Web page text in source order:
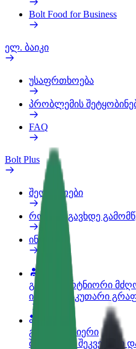
Bolt Food for Business
ელ. ბაიკი
უსაფრთხოება
პრობლემის
FAQ
Bolt Plus
შეღავათები
როგორ გავხდე
ინფო
გახდი პარტნიორი
იმუშავე საკუთარი
გახდი კურიერი
შეასრულე შეკვეთები